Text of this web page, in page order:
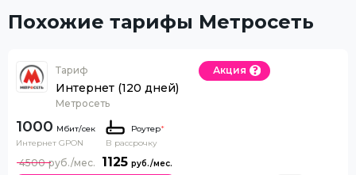
Похожие тарифы Метросеть
Тариф
Интернет (120 дней)
Метросеть
Акция
1000
Интернет GPON
Роутер*
В рассрочку
1125
4500